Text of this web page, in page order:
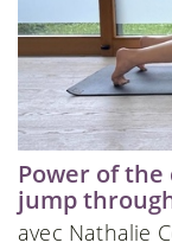
Power of
jump
avec Nathalie